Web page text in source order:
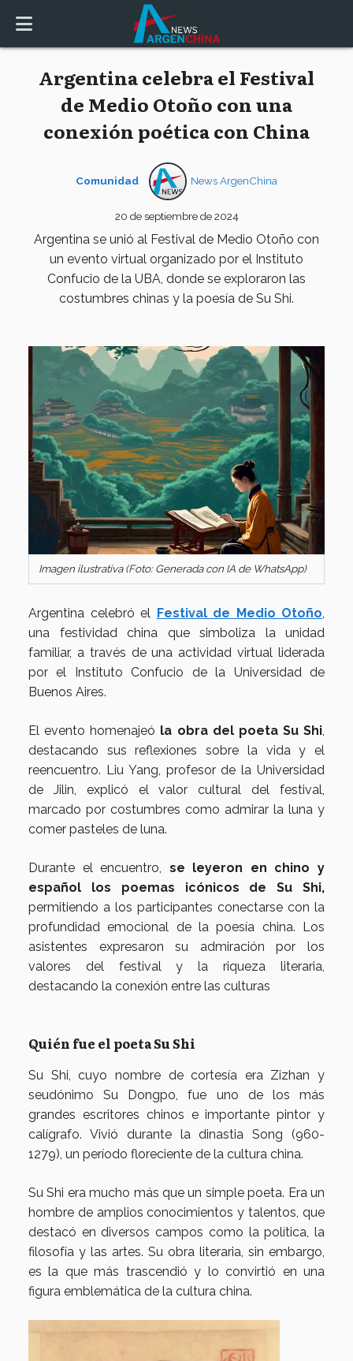
Argentina celebra el Festival
de Medio Otoño con una
conexión poética con China
Argentina se unió al Festival de Medio Otoño con
un evento virtual organizado por el Instituto
Confucio de la UBA, donde se exploraron las
costumbres chinas y la poesía de Su Shi.
Comunidad
20 de septiembre de 2024
News ArgenChina
Imagen ilustrativa (Foto: Generada con IA de WhatsApp)
Argentina celebró el Festival de Medio Otoño,
una festividad china que simboliza la unidad
familiar, a través de una actividad virtual liderada
por el Instituto Confucio de la Universidad de
Buenos Aires.
El evento homenajeó la obra del poeta Su Shi,
destacando sus reflexiones sobre la vida y el
reencuentro. Liu Yang, profesor de la Universidad
de Jilin, explicó el valor cultural del festival,
marcado por costumbres como admirar la luna y
comer pasteles de luna.
Durante el encuentro, se leyeron en chino y
español los poemas icónicos de Su Shi,
permitiendo a los participantes conectarse con la
profundidad emocional de la poesía china. Los
asistentes expresaron su admiración por los
valores del festival y la riqueza literaria,
destacando la conexión entre las culturas
Quién fue el poeta Su Shi
Su Shi, cuyo nombre de cortesía era Zizhan y
seudónimo Su Dongpo, fue uno de los más
grandes escritores chinos e importante pintor y
calígrafo. Vivió durante la dinastia Song (960-
1279), un período floreciente de la cultura china.
Su Shi era mucho más que un simple poeta. Era un
hombre de amplios conocimientos y talentos, que
destacó en diversos campos como la política, la
filosofía y las artes. Su obra literaria, sin embargo,
es la que más trascendió y lo convirtió en una
figura emblemática de la cultura china.